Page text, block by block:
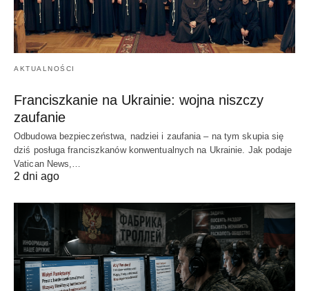
AKTUALNOŚCI
Franciszkanie na Ukrainie: wojna niszczy
zaufanie
Odbudowa bezpieczeństwa, nadziei i zaufania – na tym skupia się
dziś posługa franciszkanów konwentualnych na Ukrainie. Jak podaje
Vatican News,…
2 dni ago